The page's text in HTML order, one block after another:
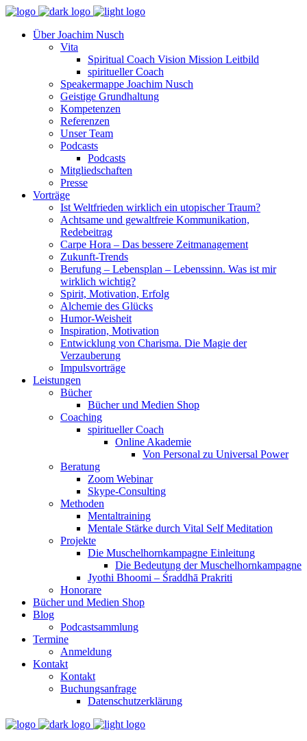
Über Joachim Nusch
Vita
Spiritual Coach Vision Mission Leitbild
spiritueller Coach
Speakermappe Joachim Nusch
Geistige Grundhaltung
Kompetenzen
Referenzen
Unser Team
Podcasts
Podcasts
Mitgliedschaften
Presse
Vorträge
Ist Weltfrieden wirklich ein utopischer Traum?
Achtsame und gewaltfreie Kommunikation,
Redebeitrag
Carpe Hora – Das bessere Zeitmanagement
Zukunft-Trends
Berufung – Lebensplan – Lebenssinn. Was ist mir
wirklich wichtig?
Spirit, Motivation, Erfolg
Alchemie des Glücks
Humor-Weisheit
Inspiration, Motivation
Entwicklung von Charisma. Die Magie der
Verzauberung
Impulsvorträge
Leistungen
Bücher
Bücher und Medien Shop
Coaching
spiritueller Coach
Online Akademie
Von Personal zu Universal Power
Beratung
Zoom Webinar
Skype-Consulting
Methoden
Mentaltraining
Mentale Stärke durch Vital Self Meditation
Projekte
Die Muschelhornkampagne Einleitung
Die Bedeutung der Muschelhornkampagne
Jyothi Bhoomi – Śraddhā Prakriti
Honorare
Bücher und Medien Shop
Blog
Podcastsammlung
Termine
Anmeldung
Kontakt
Kontakt
Buchungsanfrage
Datenschutzerklärung